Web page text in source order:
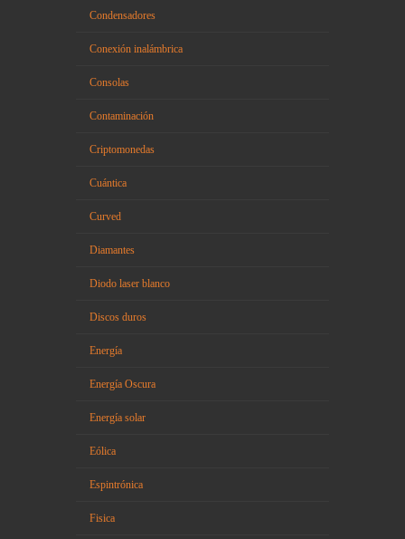
Condensadores
Conexión inalámbrica
Consolas
Contaminación
Criptomonedas
Cuántica
Curved
Diamantes
Diodo laser blanco
Discos duros
Energía
Energía Oscura
Energía solar
Eólica
Espintrónica
Fisica